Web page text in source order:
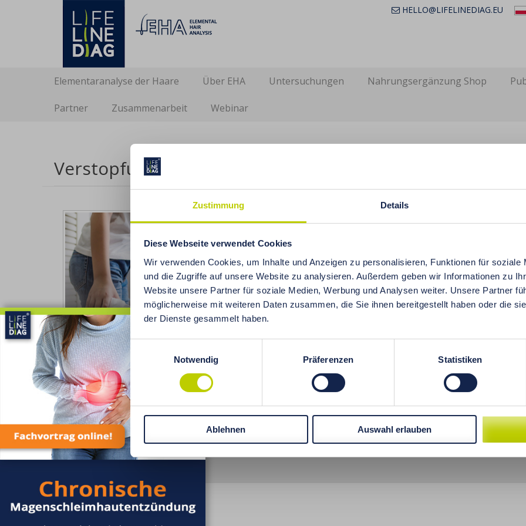
Zustimmung Details
Diese Webseite verwendet Cookies
Wir verwenden Cookies, um Inhalte und Anzeigen zu personalisieren, Funktionen für soziale
und die Zugriffe auf unsere Website zu analysieren. Außerdem geben wir Informationen zu
Website unsere Partner für soziale Medien, Werbung und Analysen weiter. Unsere Partner
möglicherweise mit weiteren Daten zusammen, die Sie ihnen bereitgestellt haben oder die
der Dienste gesammelt haben.
Notwendig
Präferenzen Statistiken
Ablehnen Auswahl erlauben
Lifelinediag
Elemental Hair Analysis
HELLO@LIFELINEDIAG.EU
Sekundär-Menü
Zum
springen
Elementaranalyse der Haare Über EHA Untersuchungen Nahrungsergänzung Shop
Partner Zusammenarbeit Webinar
Verstopfungsbehandlung
Verstopfung – Wie zu verhindern und zu
Das 21. Jahrhundert ist nicht gut für die Darmgesundheit.
Umweltverschmutzung wirken sich stark auf den Zustand des
Praxis eines Ernährungsberaters sehr häufig
Patienten, der ins Büro kommt. Natürlich sollte jeder Fall
eine andere Ursache haben, einen anderen Verlauf,
Versand Zahlungsarten Reklamationen AGB
X